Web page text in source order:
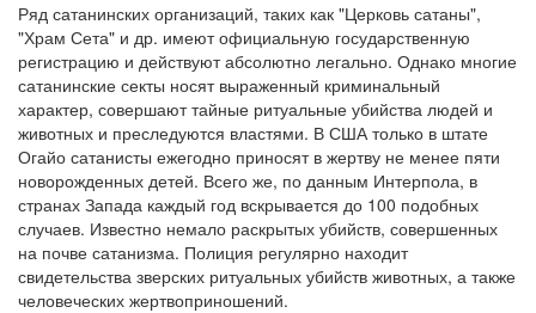
Ряд сатанинских организаций, таких как "Церковь сатаны",
"Храм Сета" и др. имеют официальную государственную
регистрацию и действуют абсолютно легально. Однако многие
сатанинские секты носят выраженный криминальный
характер, совершают тайные ритуальные убийства людей и
животных и преследуются властями. В США только в штате
Огайо сатанисты ежегодно приносят в жертву не менее пяти
новорожденных детей. Всего же, по данным Интерпола, в
странах Запада каждый год вскрывается до 100 подобных
случаев. Известно немало раскрытых убийств, совершенных
на почве сатанизма. Полиция регулярно находит
свидетельства зверских ритуальных убийств животных, а также
человеческих жертвоприношений.